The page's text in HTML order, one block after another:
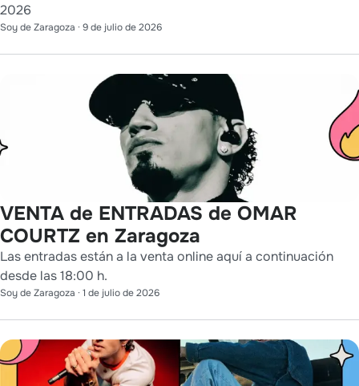
2026
Soy de Zaragoza · 9 de julio de 2026
VENTA de ENTRADAS de OMAR
COURTZ en Zaragoza
Las entradas están a la venta online aquí a continuación
desde las 18:00 h.
Soy de Zaragoza · 1 de julio de 2026